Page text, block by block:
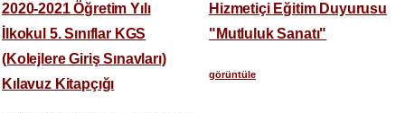
2020-2021 Öğretim Yılı
İlkokul 5. Sınıflar KGS
(Kolejlere Giriş Sınavları)
Kılavuz Kitapçığı
Hizmetiçi Eğitim Duyurusu
"Mutluluk Sanatı"
görüntüle